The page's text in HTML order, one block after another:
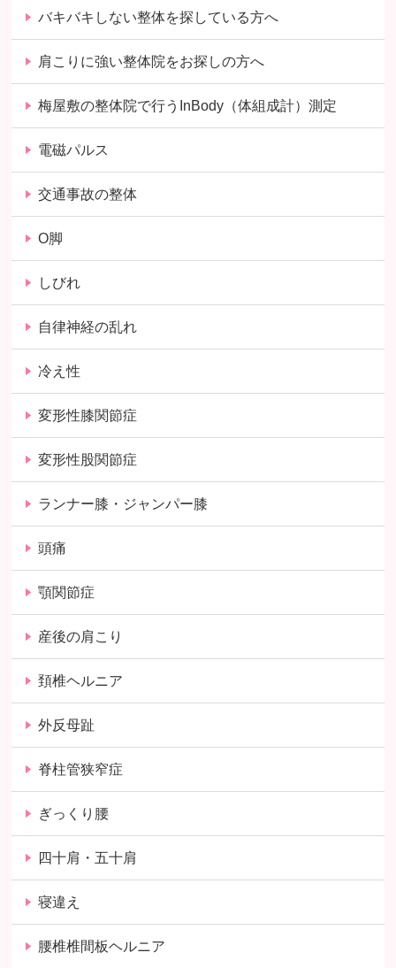
バキバキしない整体を探している方へ
肩こりに強い整体院をお探しの方へ
梅屋敷の整体院で行うInBody（体組成計）測定
電磁パルス
交通事故の整体
O脚
しびれ
自律神経の乱れ
冷え性
変形性膝関節症
変形性股関節症
ランナー膝・ジャンパー膝
頭痛
顎関節症
産後の肩こり
頚椎ヘルニア
外反母趾
脊柱管狭窄症
ぎっくり腰
四十肩・五十肩
寝違え
腰椎椎間板ヘルニア